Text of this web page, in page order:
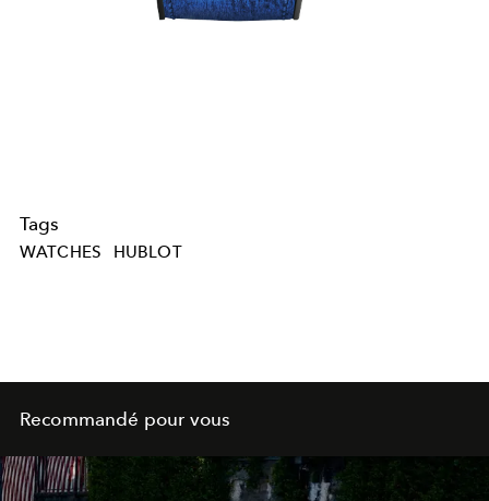
Tags
WATCHES HUBLOT
Recommandé pour vous